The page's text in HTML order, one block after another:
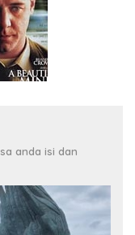
anda isi dan